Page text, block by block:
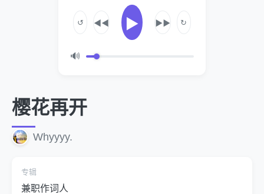
↺ ◀◀ ▶ ▶▶ ↻
🔊
樱花再开
Whyyyy.
专辑
兼职作词人